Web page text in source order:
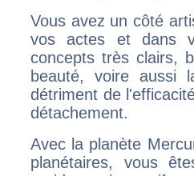
Vous avez un côté
vos actes et dans
concepts très clairs,
beauté, voire aussi
détriment de
détachement.
Avec la planète
planétaires, vous